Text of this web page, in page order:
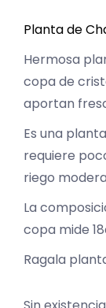
Planta de
Hermosa
copa de
aportan
Es una
requiere
riego
La
copa mide
Ragala